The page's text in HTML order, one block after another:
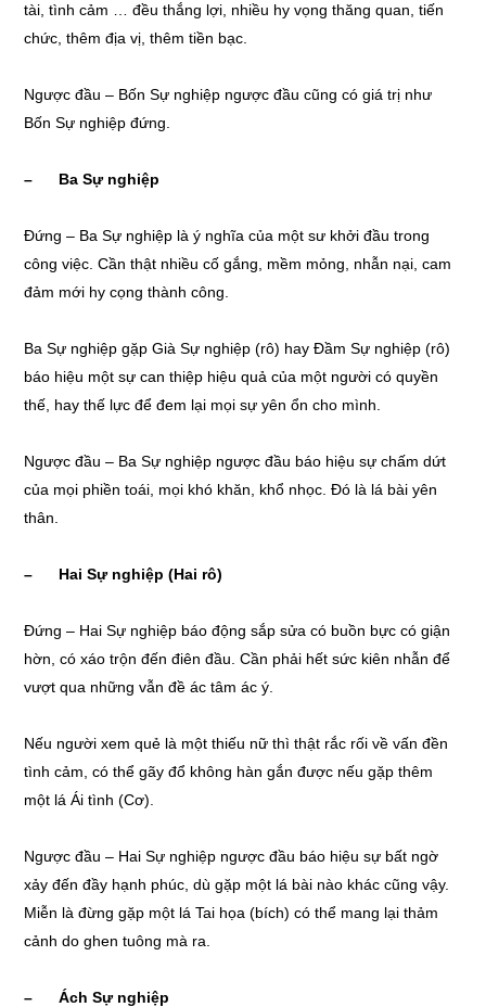
tài, tình cảm … đều thắng lợi, nhiều hy vọng thăng quan, tiến
chức, thêm địa vị, thêm tiền bạc.
Ngược đầu – Bốn Sự nghiệp ngược đầu cũng có giá trị như
Bốn Sự nghiệp đứng.
– Ba Sự nghiệp
Đứng – Ba Sự nghiệp là ý nghĩa của một sư khởi đầu trong
công việc. Cần thật nhiều cố gắng, mềm mỏng, nhẫn nại, cam
đảm mới hy cọng thành công.
Ba Sự nghiệp gặp Già Sự nghiệp (rô) hay Đầm Sự nghiệp (rô)
báo hiệu một sự can thiệp hiệu quả của một người có quyền
thế, hay thế lực để đem lại mọi sự yên ổn cho mình.
Ngược đầu – Ba Sự nghiệp ngược đầu báo hiệu sự chấm dứt
của mọi phiền toái, mọi khó khăn, khổ nhọc. Đó là lá bài yên
thân.
– Hai Sự nghiệp (Hai rô)
Đứng – Hai Sự nghiệp báo động sắp sửa có buồn bực có giận
hờn, có xáo trộn đến điên đầu. Cần phải hết sức kiên nhẫn để
vượt qua những vẫn đề ác tâm ác ý.
Nếu người xem quẻ là một thiếu nữ thì thật rắc rối về vấn đền
tình cảm, có thể gãy đổ không hàn gắn được nếu gặp thêm
một lá Ái tình (Cơ).
Ngược đầu – Hai Sự nghiệp ngược đầu báo hiệu sự bất ngờ
xảy đến đầy hạnh phúc, dù gặp một lá bài nào khác cũng vậy.
Miễn là đừng gặp một lá Tai họa (bích) có thể mang lại thảm
cảnh do ghen tuông mà ra.
– Ách Sự nghiệp